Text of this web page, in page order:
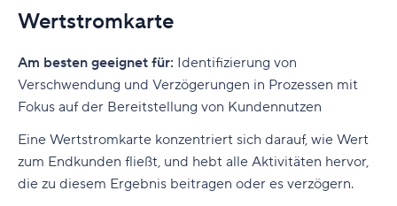
Wertstromkarte
Am besten geeignet für: Identifizierung von
Verschwendung und Verzögerungen in Prozessen mit
Fokus auf der Bereitstellung von Kundennutzen
Eine Wertstromkarte konzentriert sich darauf, wie Wert
zum Endkunden fließt, und hebt alle Aktivitäten hervor,
die zu diesem Ergebnis beitragen oder es verzögern.